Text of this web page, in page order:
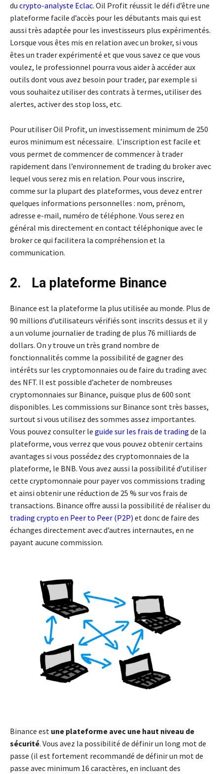
du crypto-analyste Eclac. Oil Profit réussit le défi d’être une
plateforme facile d’accès pour les débutants mais qui est
aussi très adaptée pour les investisseurs plus expérimentés.
Lorsque vous êtes mis en relation avec un broker, si vous
êtes un trader expérimenté et que vous savez ce que vous
voulez, le professionnel pourra vous aider à accéder aux
outils dont vous avez besoin pour trader, par exemple si
vous souhaitez utiliser des contrats à termes, utiliser des
alertes, activer des stop loss, etc.
Pour utiliser Oil Profit, un investissement minimum de 250
euros minimum est nécessaire. L’inscription est facile et
vous permet de commencer de commencer à trader
rapidement dans l’environnement de trading du broker avec
lequel vous serez mis en relation. Pour vous inscrire,
comme sur la plupart des plateformes, vous devez entrer
quelques informations personnelles : nom, prénom,
adresse e-mail, numéro de téléphone. Vous serez en
général mis directement en contact téléphonique avec le
broker ce qui facilitera la compréhension et la
communication.
2. La plateforme Binance
Binance est la plateforme la plus utilisée au monde. Plus de
90 millions d’utilisateurs vérifiés sont inscrits dessus et il y
a un volume journalier de trading de plus 76 milliards de
dollars. On y trouve un très grand nombre de
fonctionnalités comme la possibilité de gagner des
intérêts sur les cryptomonnaies ou de faire du trading avec
des NFT. Il est possible d’acheter de nombreuses
cryptomonnaies sur Binance, puisque plus de 600 sont
disponibles. Les commissions sur Binance sont très basses,
surtout si vous utilisez des sommes assez importantes.
Vous pouvez consulter le guide sur les frais de trading de la
plateforme, vous verrez que vous pouvez obtenir certains
avantages si vous possédez des cryptomonnaies de la
plateforme, le BNB. Vous avez aussi la possibilité d’utiliser
cette cryptomonnaie pour payer vos commissions trading
et ainsi obtenir une réduction de 25 % sur vos frais de
transactions. Binance offre aussi la possibilité de réaliser du
trading crypto en Peer to Peer (P2P) et donc de faire des
échanges directement avec d’autres internautes, en ne
payant aucune commission.
Binance est une plateforme avec une haut niveau de
sécurité. Vous avez la possibilité de définir un long mot de
passe (il est fortement recommandé de définir un mot de
passe avec minimum 16 caractères, en incluant des